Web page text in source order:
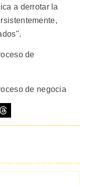
a derrotar la
de
de negocia